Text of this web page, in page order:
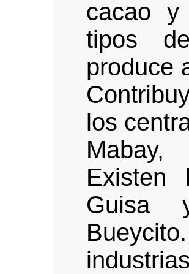
cacao y
tipos
produce
los
Guisa